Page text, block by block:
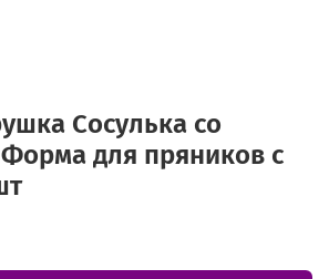
Сосулька со
для пряников с